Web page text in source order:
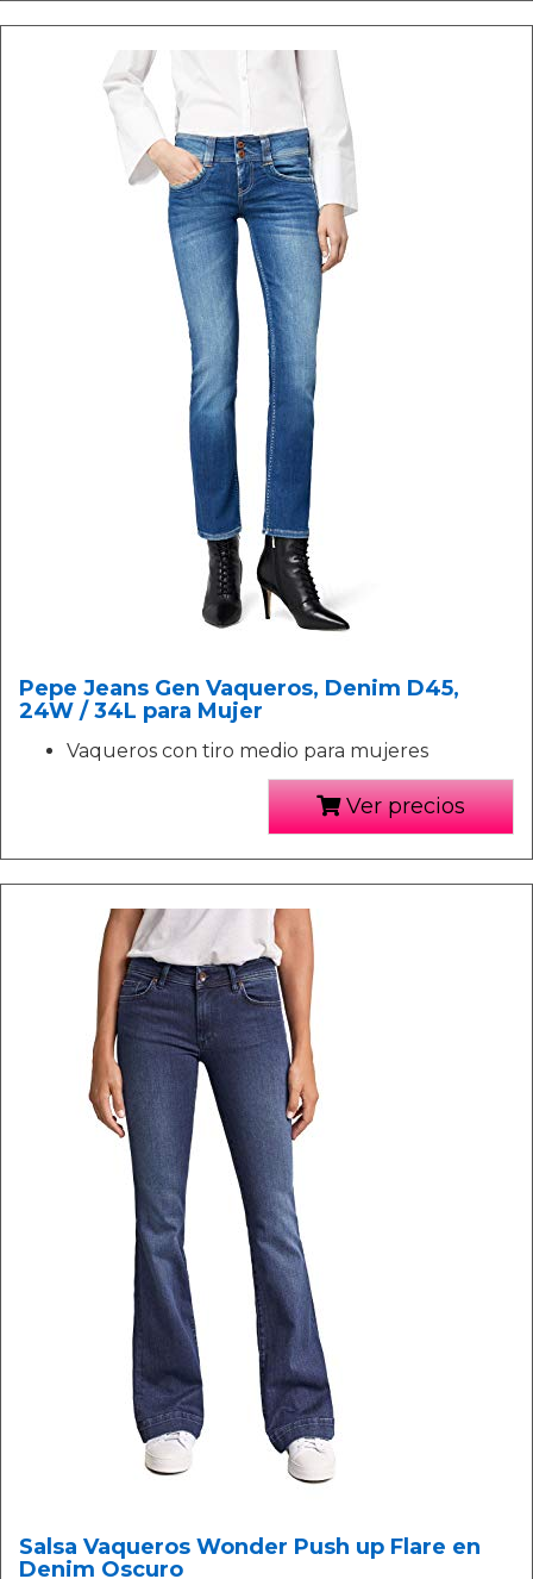
Pepe Jeans Gen Vaqueros, Denim D45,
24W / 34L para Mujer
Vaqueros con tiro medio para mujeres
Ver precios
Salsa Vaqueros Wonder Push up Flare en
Denim Oscuro